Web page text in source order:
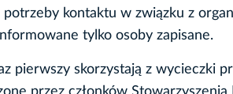
kontaktu w związku z
tylko osoby zapisane.
pierwszy skorzystają z wycieczki